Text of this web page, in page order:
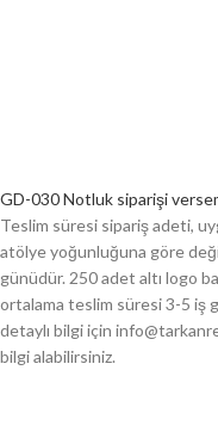
GD-030 Notluk siparişi
Teslim süresi sipariş adeti,
atölye yoğunluğuna göre
günüdür. 250 adet altı logo
ortalama teslim süresi 3-5 iş
detaylı bilgi için
bilgi alabilirsiniz.